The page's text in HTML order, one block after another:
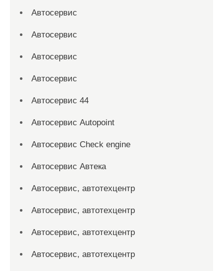
Автосервис
Автосервис
Автосервис
Автосервис
Автосервис 44
Автосервис Autopoint
Автосервис Check engine
Автосервис Автека
Автосервис, автотехцентр
Автосервис, автотехцентр
Автосервис, автотехцентр
Автосервис, автотехцентр